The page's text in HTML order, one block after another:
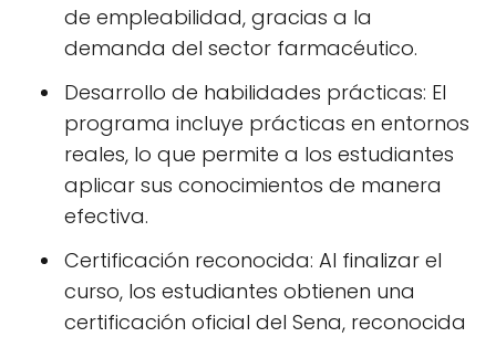
de empleabilidad, gracias a la
demanda del sector farmacéutico.
Desarrollo de habilidades prácticas: El
programa incluye prácticas en entornos
reales, lo que permite a los estudiantes
aplicar sus conocimientos de manera
efectiva.
Certificación reconocida: Al finalizar el
curso, los estudiantes obtienen una
certificación oficial del Sena, reconocida